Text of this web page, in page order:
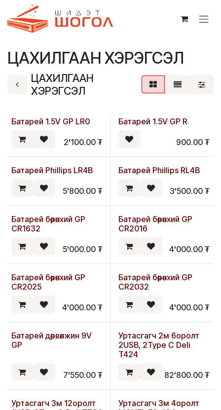
Skip to Content
ЦАХИЛГААН ХЭРЭГСЭЛ
ЦАХИЛГААН
ХЭРЭГСЭЛ
Батарей 1.5V GP LR0
2'100.00₮
Батарей 1.5V GP R
900.00₮
Батарей Phillips LR4B
5'800.00₮
Батарей Phillips RL4B
3'500.00₮
Батарей бөөрөнхий GP
CR1632
5'000.00₮
Батарей бөөрөнхий GP
CR2016
4'000.00₮
Батарей бөөрөнхий GP
CR2025
4'000.00₮
Батарей бөөрөнхий GP
CR2032
4'000.00₮
Батарей дөрвөлжин 9V
GP
7'550.00₮
Уртасгагч 2м 6оролт
2USB, 2Type C Deli
T424
82'800.00₮
Уртасгагч 3м 12оролт
Уртасгагч 3м 4оролт